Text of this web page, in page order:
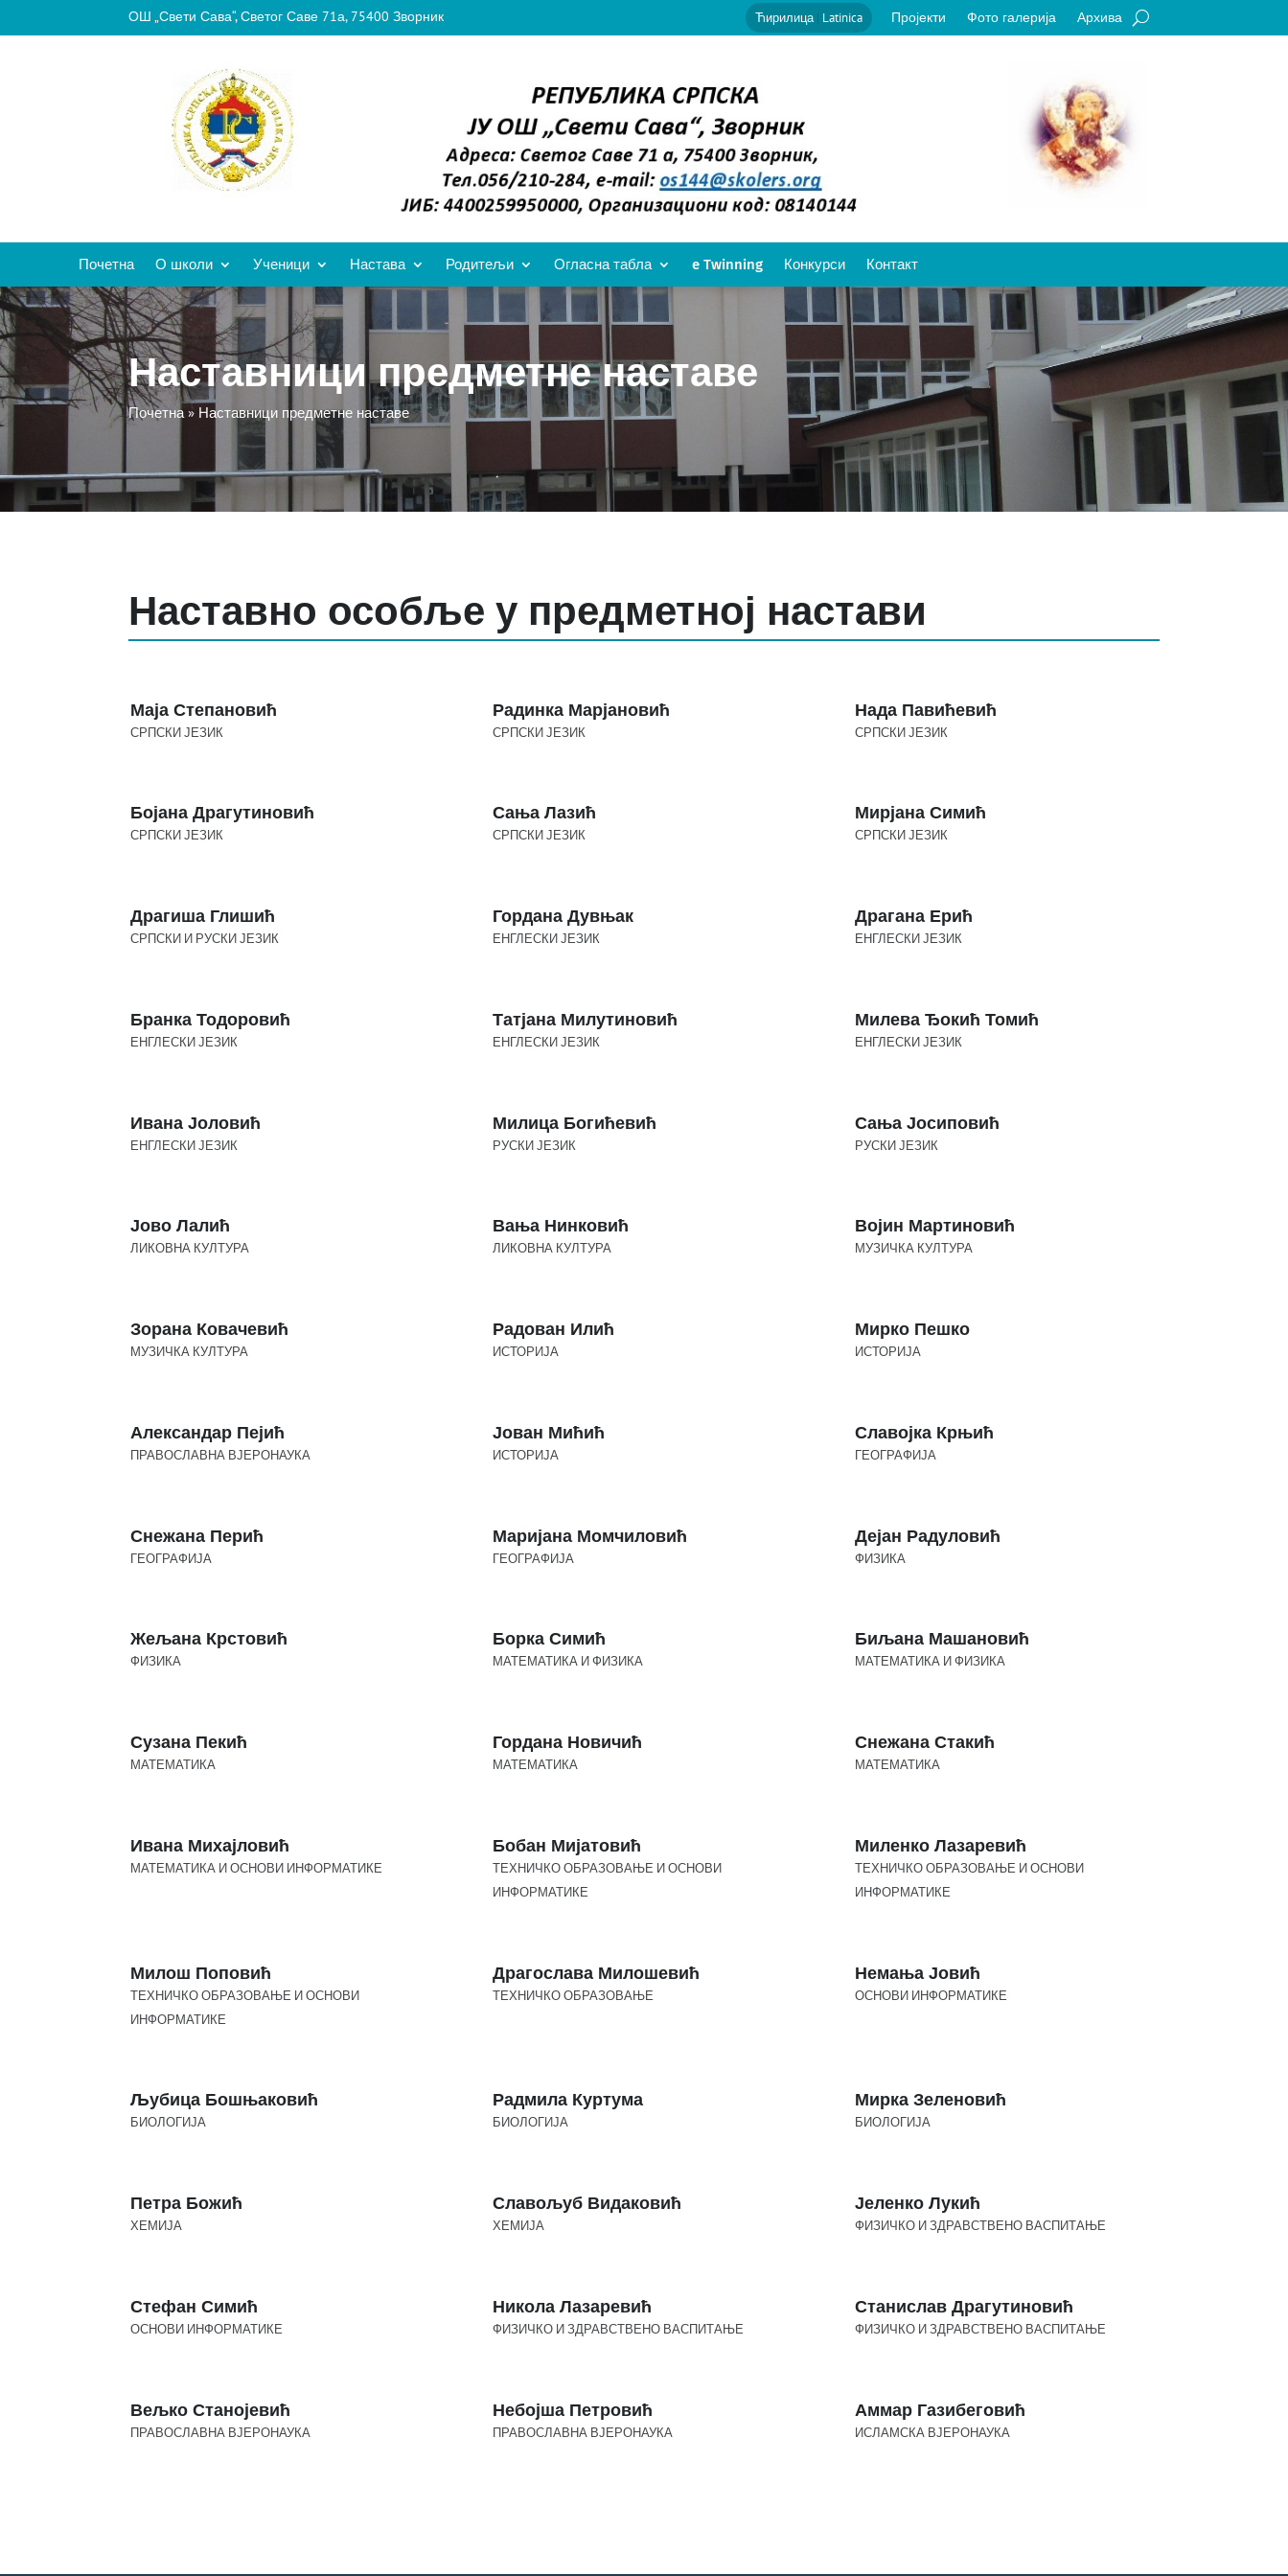
ОШ „Свети Сава“, Светог Саве 71а, 75400 Зворник Пројекти Фото галерија Архива
Ћирилица| Latinica
Почетна О школи Ученици Настава Родитељи Огласна табла e Twinning Конкурси Контакт
Наставници предметне наставе
Почетна» Наставници предметне наставе
Наставно особље у предметној настави
Маја Степановић
СРПСКИ ЈЕЗИК
Радинка Марјановић
СРПСКИ ЈЕЗИК
Нада Павићевић
СРПСКИ ЈЕЗИК
Бојана Драгутиновић
СРПСКИ ЈЕЗИК
Сања Лазић
СРПСКИ ЈЕЗИК
Мирјана Симић
СРПСКИ ЈЕЗИК
Драгиша Глишић
СРПСКИ И РУСКИ ЈЕЗИК
Гордана Дувњак
ЕНГЛЕСКИ ЈЕЗИК
Драгана Ерић
ЕНГЛЕСКИ ЈЕЗИК
Бранка Тодоровић
ЕНГЛЕСКИ ЈЕЗИК
Татјана Милутиновић
ЕНГЛЕСКИ ЈЕЗИК
Милева Ђокић Томић
ЕНГЛЕСКИ ЈЕЗИК
Ивана Јоловић
ЕНГЛЕСКИ ЈЕЗИК
Милица Богићевић
РУСКИ ЈЕЗИК
Сања Јосиповић
РУСКИ ЈЕЗИК
Јово Лалић
ЛИКОВНА КУЛТУРА
Вања Нинковић
ЛИКОВНА КУЛТУРА
Војин Мартиновић
МУЗИЧКА КУЛТУРА
Зорана Ковачевић
МУЗИЧКА КУЛТУРА
Радован Илић
ИСТОРИЈА
Мирко Пешко
ИСТОРИЈА
Александар Пејић
ПРАВОСЛАВНА ВЈЕРОНАУКА
Јован Мићић
ИСТОРИЈА
Славојка Крњић
ГЕОГРАФИЈА
Снежана Перић
ГЕОГРАФИЈА
Маријана Момчиловић
ГЕОГРАФИЈА
Дејан Радуловић
ФИЗИКА
Жељана Крстовић
ФИЗИКА
Борка Симић
МАТЕМАТИКА И ФИЗИКА
Биљана Машановић
МАТЕМАТИКА И ФИЗИКА
Сузана Пекић
МАТЕМАТИКА
Гордана Новичић
МАТЕМАТИКА
Снежана Стакић
МАТЕМАТИКА
Ивана Михајловић
МАТЕМАТИКА И ОСНОВИ ИНФОРМАТИКЕ
Бобан Мијатовић
ТЕХНИЧКО ОБРАЗОВАЊЕ И ОСНОВИ
ИНФОРМАТИКЕ
Миленко Лазаревић
ТЕХНИЧКО ОБРАЗОВАЊЕ И ОСНОВИ
ИНФОРМАТИКЕ
Милош Поповић
ТЕХНИЧКО ОБРАЗОВАЊЕ И ОСНОВИ
ИНФОРМАТИКЕ
Драгослава Милошевић
ТЕХНИЧКО ОБРАЗОВАЊЕ
Немања Јовић
ОСНОВИ ИНФОРМАТИКЕ
Љубица Бошњаковић
БИОЛОГИЈА
Радмила Куртума
БИОЛОГИЈА
Мирка Зеленовић
БИОЛОГИЈА
Петра Божић
ХЕМИЈА
Славољуб Видаковић
ХЕМИЈА
Јеленко Лукић
ФИЗИЧКО И ЗДРАВСТВЕНО ВАСПИТАЊЕ
Стефан Симић
ОСНОВИ ИНФОРМАТИКЕ
Никола Лазаревић
ФИЗИЧКО И ЗДРАВСТВЕНО ВАСПИТАЊЕ
Станислав Драгутиновић
ФИЗИЧКО И ЗДРАВСТВЕНО ВАСПИТАЊЕ
Вељко Станојевић
ПРАВОСЛАВНА ВЈЕРОНАУКА
Небојша Петровић
ПРАВОСЛАВНА ВЈЕРОНАУКА
Аммар Газибеговић
ИСЛАМСКА ВЈЕРОНАУКА